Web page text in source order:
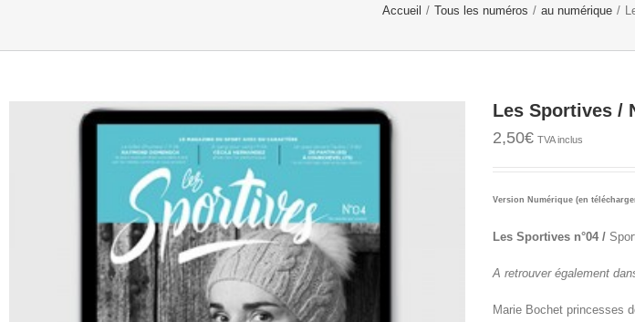
Accueil / Tous les numéros / au numérique /
Les Sportives /
2,50€ TVA inclus
Version Numérique (en
Les Sportives n°04 /
A retrouver également
Marie Bochet princesses